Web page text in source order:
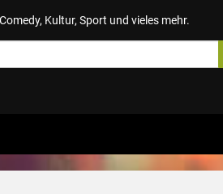
Kultur, Sport und vieles mehr.